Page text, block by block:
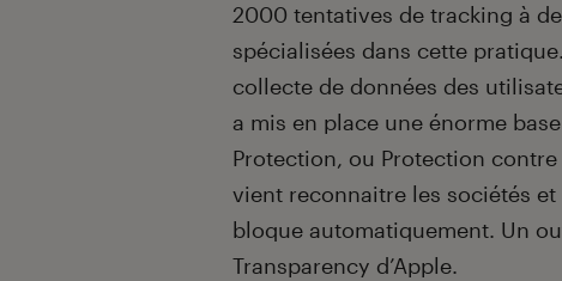
2000 tentatives de tracking à
spécialisées dans cette
collecte de données des
a mis en place une énorme
Protection, ou Protection
vient reconnaitre les sociétés
bloque automatiquement. Un
Transparency d’Apple.